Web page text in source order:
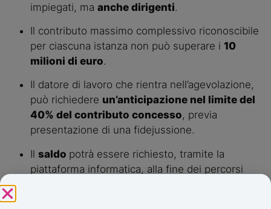
impiegati, ma anche dirigenti.
Il contributo massimo complessivo riconoscibile
per ciascuna istanza non può superare i 10
milioni di euro.
Il datore di lavoro che rientra nell’agevolazione,
può richiedere un’anticipazione nel limite del
40% del contributo concesso, previa
presentazione di una fidejussione.
Il saldo potrà essere richiesto, tramite la
piattaforma informatica, alla fine dei percorsi